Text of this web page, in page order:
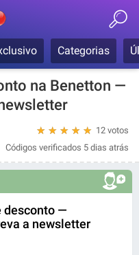
Categorias
na Benetton —
12 votos
★
★
★
★
★
Códigos verificados 5 dias atrás
desconto —
a newsletter